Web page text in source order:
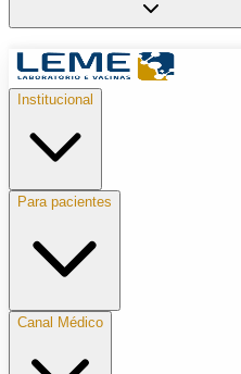
Institucional
Para pacientes
Canal Médico